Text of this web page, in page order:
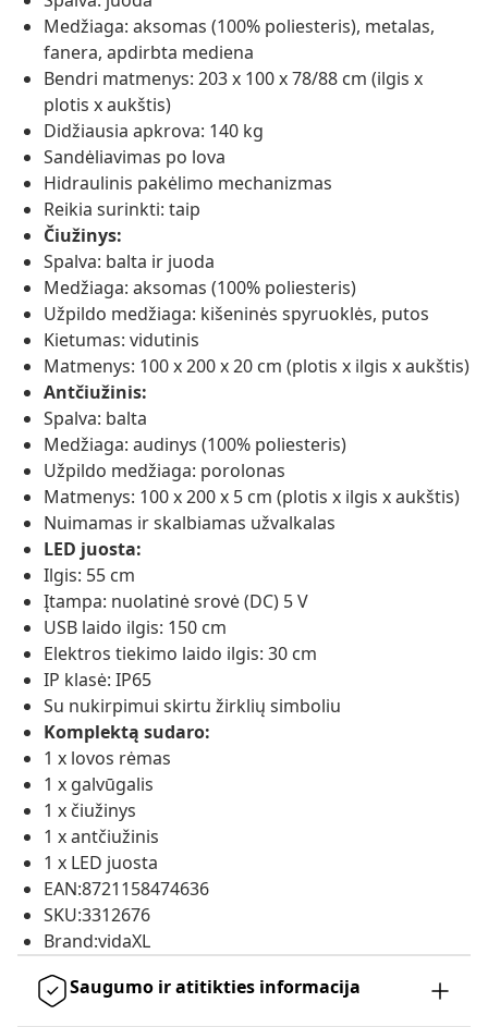
Medžiaga: aksomas (100% poliesteris), metalas,
fanera, apdirbta mediena
Bendri matmenys: 203 x 100 x 78/88 cm (ilgis x
plotis x aukštis)
Didžiausia apkrova: 140 kg
Sandėliavimas po lova
Hidraulinis pakėlimo mechanizmas
Reikia surinkti: taip
Čiužinys:
Spalva: balta ir juoda
Medžiaga: aksomas (100% poliesteris)
Užpildo medžiaga: kišeninės spyruoklės, putos
Kietumas: vidutinis
Matmenys: 100 x 200 x 20 cm (plotis x ilgis x aukštis)
Antčiužinis:
Spalva: balta
Medžiaga: audinys (100% poliesteris)
Užpildo medžiaga: porolonas
Matmenys: 100 x 200 x 5 cm (plotis x ilgis x aukštis)
Nuimamas ir skalbiamas užvalkalas
LED juosta:
Ilgis: 55 cm
Įtampa: nuolatinė srovė (DC) 5 V
USB laido ilgis: 150 cm
Elektros tiekimo laido ilgis: 30 cm
IP klasė: IP65
Su nukirpimui skirtu žirklių simboliu
Komplektą sudaro:
1 x lovos rėmas
1 x galvūgalis
1 x čiužinys
1 x antčiužinis
1 x LED juosta
EAN:8721158474636
SKU:3312676
Brand:vidaXL
Saugumo ir atitikties informacija